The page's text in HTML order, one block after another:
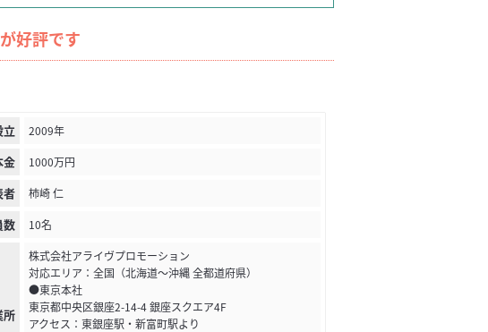
好評です
立 2009年
金 1000万円
者 柿崎 仁
数 10名
所
株式会社アライヴプロモーション
対応エリア：全国（北海道～沖縄 全都道府県）
●東京本社
東京都中央区銀座2-14-4 銀座スクエア4F
アクセス：東銀座駅・新富町駅より